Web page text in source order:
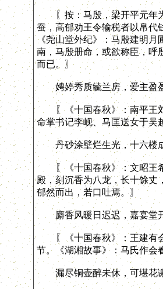
〖按：马殷，梁开平元年为
蚕，高郁劝王令输税者以帛代
《尧山堂外纪》：马殷建明月
南，马殷册命，或欲称臣，呼
而已。〗
娉婷秀质毓兰房，爱主盈盈
〖《十国春秋》：南平王刘
命掌书记李岘、马匡送女于吴
丹砂涂壁烂生光，十六楼成
〖《十国春秋》：文昭王希
殿，刻沉香为八龙，长十馀丈
郁然而出，若口吐焉。〗
麝香风暖日迟迟，嘉宴堂开
〖《十国春秋》：王建有会
节。《湖湘故事》：马氏作会
漏尽铜壶醉未休，可堪花谢